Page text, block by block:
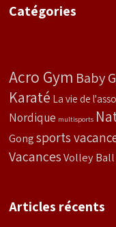
Catégories
Acro Gym Baby
Karaté La vie de
Nordique multisports
Gong sports
Vacances Volley Ball
Articles récents